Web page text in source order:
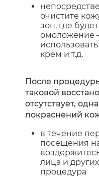
очистите
зон, где
омоложение
крем и т.д.
После
таковой
отсутствует,
покраснений
в течение
посещения
лица и
процедура